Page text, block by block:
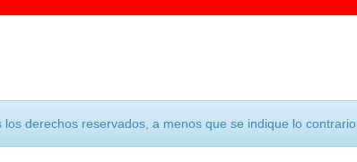
derechos reservados, a menos que se indique lo contrario.